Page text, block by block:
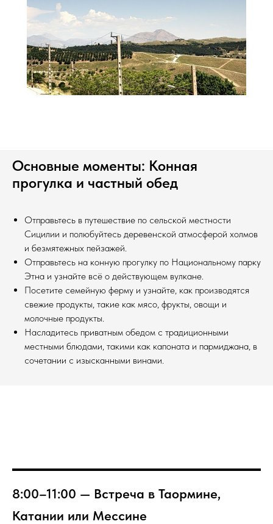
Основные моменты: Конная
прогулка и частный обед
Отправьтесь в путешествие по сельской местности
Сицилии и полюбуйтесь деревенской атмосферой холмов
и безмятежных пейзажей.
Отправьтесь на конную прогулку по Национальному парку
Этна и узнайте всё о действующем вулкане.
Посетите семейную ферму и узнайте, как производятся
свежие продукты, такие как мясо, фрукты, овощи и
молочные продукты.
Насладитесь приватным обедом с традиционными
местными блюдами, такими как капоната и пармиджана, в
сочетании с изысканными винами.
8:00–11:00 — Встреча в Таормине,
Катании или Мессине